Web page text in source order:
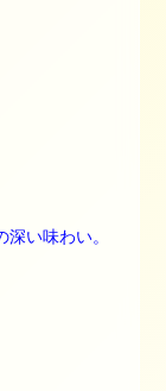
い味わい。